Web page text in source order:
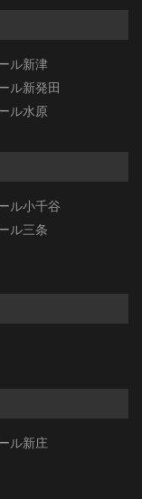
ル新津
ル新発田
ル水原
ル小千谷
ル三条
ル新庄